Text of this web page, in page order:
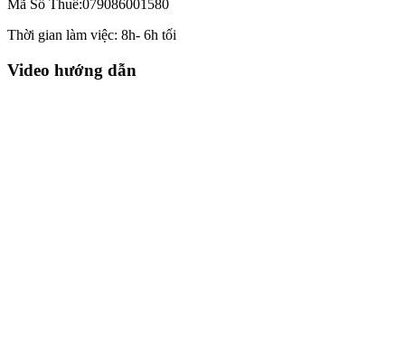
Mã Số Thuế:079086001580
Thời gian làm việc: 8h- 6h tối
Video hướng dẫn